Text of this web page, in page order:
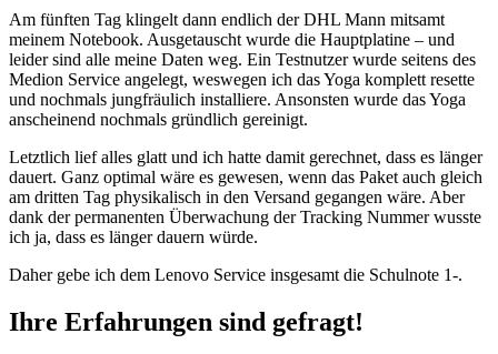
Am fünften Tag klingelt dann endlich der DHL Mann mitsamt
meinem Notebook. Ausgetauscht wurde die Hauptplatine – und
leider sind alle meine Daten weg. Ein Testnutzer wurde seitens des
Medion Service angelegt, weswegen ich das Yoga komplett resette
und nochmals jungfräulich installiere. Ansonsten wurde das Yoga
anscheinend nochmals gründlich gereinigt.
Letztlich lief alles glatt und ich hatte damit gerechnet, dass es länger
dauert. Ganz optimal wäre es gewesen, wenn das Paket auch gleich
am dritten Tag physikalisch in den Versand gegangen wäre. Aber
dank der permanenten Überwachung der Tracking Nummer wusste
ich ja, dass es länger dauern würde.
Daher gebe ich dem Lenovo Service insgesamt die Schulnote 1-.
Ihre Erfahrungen sind gefragt!